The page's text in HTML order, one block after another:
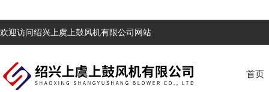
欢迎访问绍兴上虞上鼓风机有限公司网站
首页